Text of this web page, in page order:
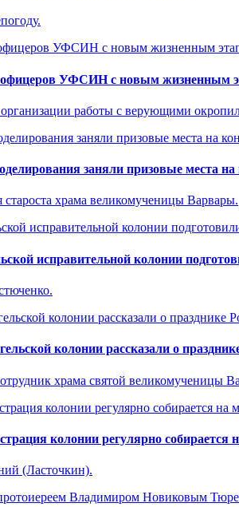
УФСИН с новым жизненным
работы с верующими
заняли призовые места на
староста храма великомученицы Варвары.
исправительной колонии
колонии рассказали о
храма святой великомученицы
колонии регулярно собирается
(Ласточкин).